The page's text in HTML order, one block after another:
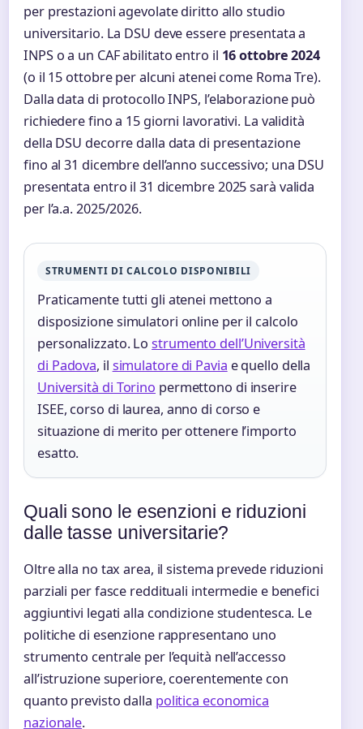
per prestazioni agevolate diritto allo studio
universitario. La DSU deve essere presentata a
INPS o a un CAF abilitato entro il 16 ottobre 2024
(o il 15 ottobre per alcuni atenei come Roma Tre).
Dalla data di protocollo INPS, l’elaborazione può
richiedere fino a 15 giorni lavorativi. La validità
della DSU decorre dalla data di presentazione
fino al 31 dicembre dell’anno successivo; una DSU
presentata entro il 31 dicembre 2025 sarà valida
per l’a.a. 2025/2026.
STRUMENTI DI CALCOLO DISPONIBILI
Praticamente tutti gli atenei mettono a
disposizione simulatori online per il calcolo
personalizzato. Lostrumento dell’Università
di Padova, il simulatore di Pavia e quello della
Università di Torino permettono di inserire
ISEE, corso di laurea, anno di corso e
situazione di merito per ottenere l’importo
esatto.
Quali sono le esenzioni e riduzioni
dalle tasse universitarie?
Oltre alla no tax area, il sistema prevede riduzioni
parziali per fasce reddituali intermedie e benefici
aggiuntivi legati alla condizione studentesca. Le
politiche di esenzione rappresentano uno
strumento centrale per l’equità nell’accesso
all’istruzione superiore, coerentemente con
quanto previsto dalla politica economica
nazionale.